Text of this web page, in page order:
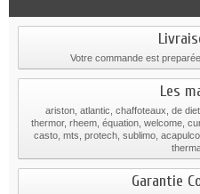
Votre commande est
Les
ariston, atlantic, chaffoteaux, de
thermor, rheem, équation, welcome,
casto, mts, protech, sublimo,
Garantie